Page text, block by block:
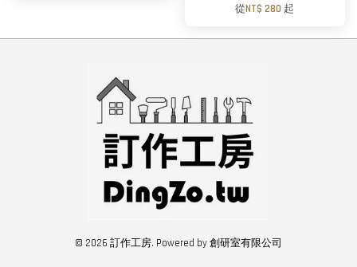
從NT$ 280 起
© 2026 訂作工房. Powered by 創研室有限公司